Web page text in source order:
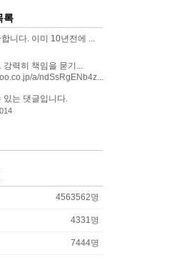
록
니다. 이미 10년전에 ...
력히 책임을 묻기...
a/ndSsRgENb4z...
있는 댓글입니다.
4563562명
4331 명
7444명